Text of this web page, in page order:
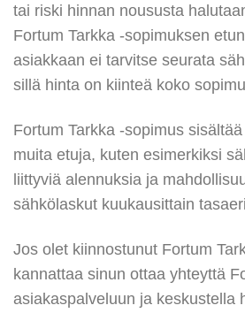
tai riski hinnan noususta
Fortum Tarkka -sopimuksen
asiakkaan ei tarvitse seurata
sillä hinta on kiinteä koko
Fortum Tarkka -sopimus
muita etuja, kuten esimerkiksi
liittyviä alennuksia ja
sähkölaskut kuukausittain
Jos olet kiinnostunut Fortum
kannattaa sinun ottaa yhteyttä
asiakaspalveluun ja keskustella